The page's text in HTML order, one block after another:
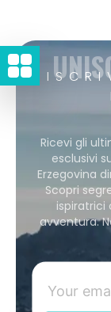
Ricevi gli
esclusivi
Erzegovina
Scopri
ispiratrici
avventura.